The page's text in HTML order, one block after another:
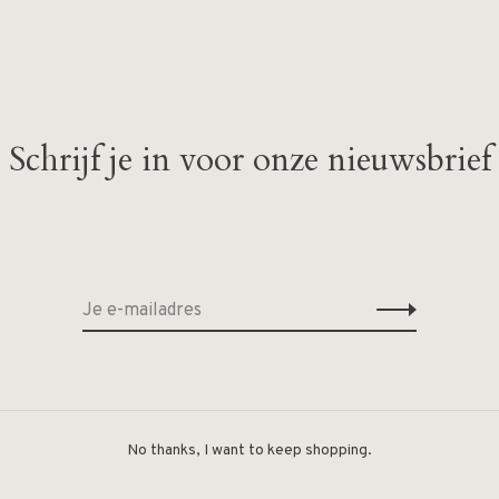
Geen producten
Schrijf je in voor onze nieuwsbrief
No thanks, I want to keep shopping.